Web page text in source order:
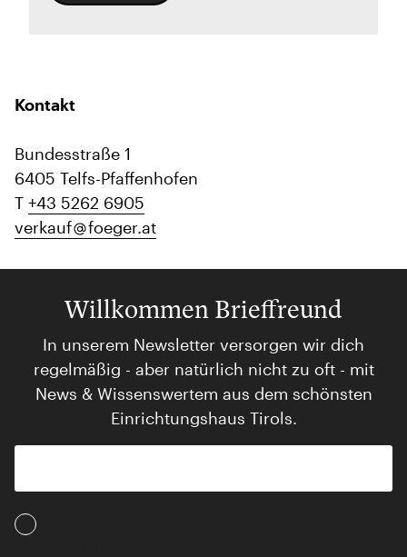
Kontakt
Bundesstraße 1
6405 Telfs-Pfaffenhofen
T +43 5262 6905
verkauf
foeger.at
Willkommen Brieffreund
In unserem Newsletter versorgen wir dich
regelmäßig - aber natürlich nicht zu oft - mit
News & Wissenswertem aus dem schönsten
Einrichtungshaus Tirols.